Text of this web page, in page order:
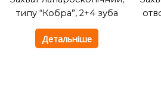
типу “Кобра”, 2+4 зуба
Детальніше